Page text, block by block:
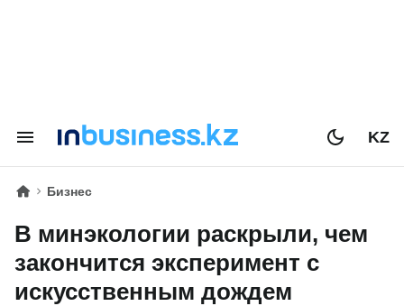
KZ
Бизнес
В минэкологии раскрыли, чем
закончится эксперимент с
искусственным дождем